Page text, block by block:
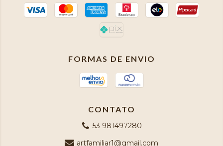
FORMAS DE ENVIO
CONTATO
53 981497280
artfamiliar1@gmail.com